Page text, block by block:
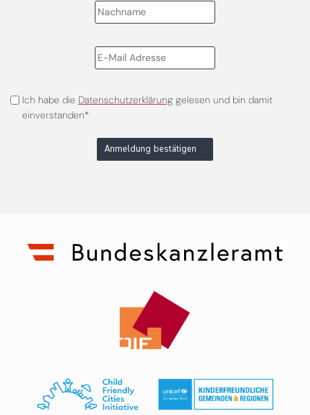
Ich habe die Datenschutzerklärunggelesen und bin damit
einverstanden*
Anmeldung bestätigen